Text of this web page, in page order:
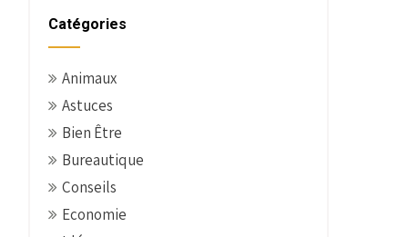
Catégories
Animaux
Astuces
Bien Être
Bureautique
Conseils
Economie